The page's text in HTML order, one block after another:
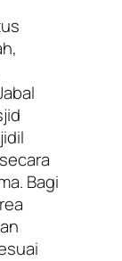
Bagi